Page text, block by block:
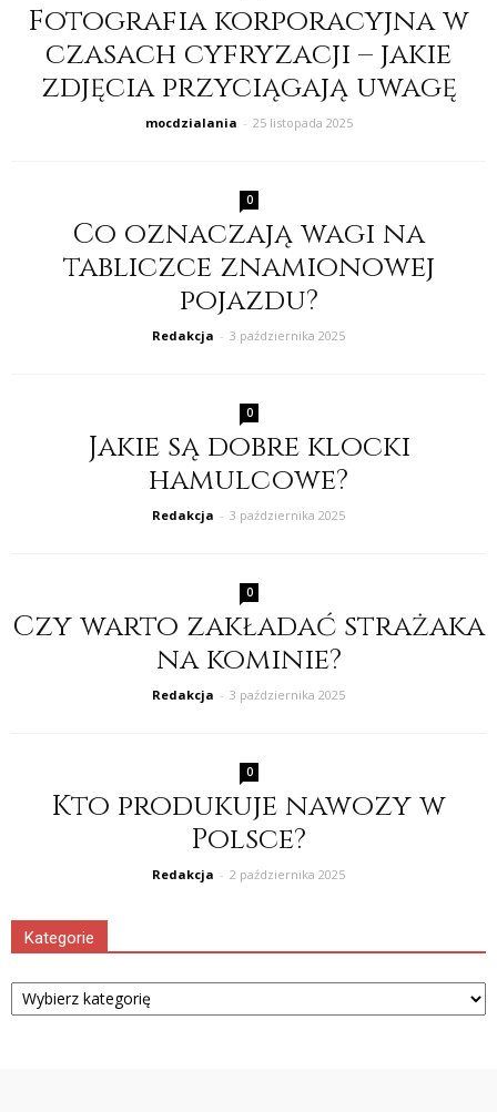
Fotografia korporacyjna w
czasach cyfryzacji – jakie
zdjęcia przyciągają uwagę
mocdzialania - 25 listopada 2025
0
Co oznaczają wagi na
tabliczce znamionowej
pojazdu?
Redakcja - 3 października 2025
0
Jakie są dobre klocki
hamulcowe?
Redakcja - 3 października 2025
0
Czy warto zakładać strażaka
na kominie?
Redakcja - 3 października 2025
0
Kto produkuje nawozy w
Polsce?
Redakcja - 2 października 2025
Kategorie
Kategorie